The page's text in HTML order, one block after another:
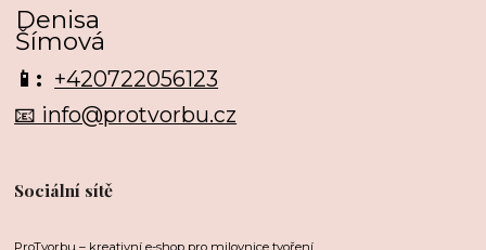
Denisa
Šímová
📱: +420722056123
📧 info@protvorbu.cz
Sociální sítě
ProTvorbu – kreativní e-shop pro milovnice tvoření